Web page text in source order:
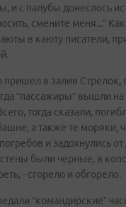
и с палубы донеслось
смените меня...”
в каюту писатели,
пришел в залив Стрелок,
“пассажиры” вышли на
тогда сказали,
а также те моряки,
и задохнулись
были черные, в
- сгорело и обгорело.
“командирские”